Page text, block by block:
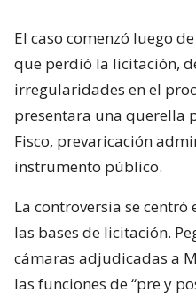
El caso comenzó luego
que perdió la licitación,
irregularidades en el
presentara una querella
Fisco, prevaricación
instrumento público.
La controversia se
las bases de licitación.
cámaras adjudicadas a
las funciones de “pre y